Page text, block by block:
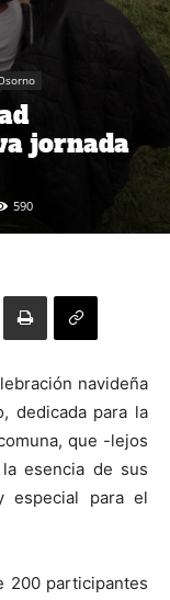
jornada
590
navideña
dedicada para la
que -lejos
esencia de sus
especial para el
200 participantes